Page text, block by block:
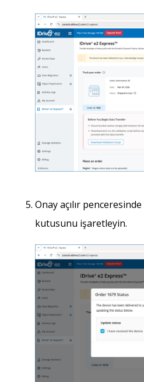
Onay açılır penceresinde
kutusunu işaretleyin.